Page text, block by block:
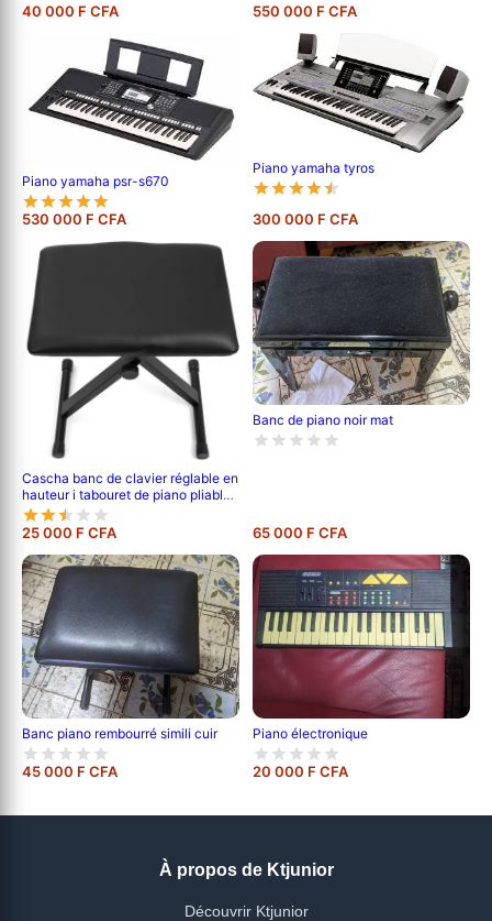
40 000 F CFA 550 000 F CFA
Piano yamaha psr-s670
530 000 F CFA
Piano yamaha tyros
300 000 F CFA
Cascha banc de clavier réglable en
hauteur i tabouret de piano pliable i
banc de piano rembourré & facile à
nettoyer i recouvert de simili cuir
noir mat
25 000 F CFA
Banc de piano noir mat
65 000 F CFA
Banc piano rembourré simili cuir
45 000 F CFA
Piano électronique
20 000 F CFA
À propos de Ktjunior
Découvrir Ktjunior